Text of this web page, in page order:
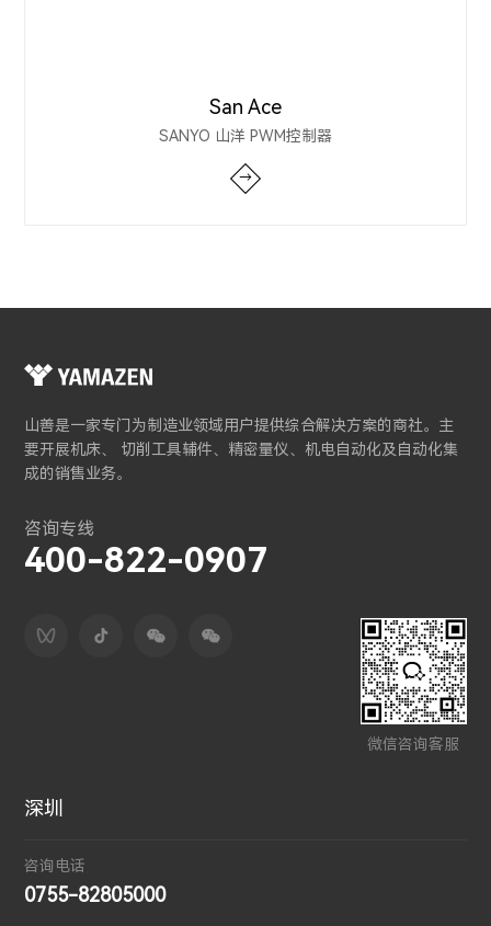
San Ace
SANYO 山洋 PWM控制器
→
山善是一家专门为制造业领域用户提供综合解决方案的商社。主
要开展机床、 切削工具辅件、精密量仪、机电自动化及自动化集
成的销售业务。
咨询专线
400-822-0907
微信咨询客服
深圳
咨询电话
0755-82805000